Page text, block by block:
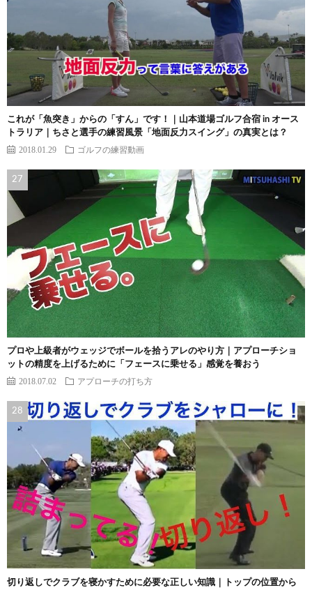
これが「魚突き」からの「すん」です！｜山本道場ゴルフ合宿 in オース
トラリア｜ちさと選手の練習風景「地面反力スイング」の真実とは？
2018.01.29 ゴルフの練習動画
プロや上級者がウェッジでボールを拾うアレのやり方｜アプローチショ
ットの精度を上げるために「フェースに乗せる」感覚を養おう
2018.07.02 アプローチの打ち方
切り返しでクラブを寝かすために必要な正しい知識｜トップの位置から